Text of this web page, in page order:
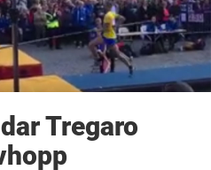
Tregaro